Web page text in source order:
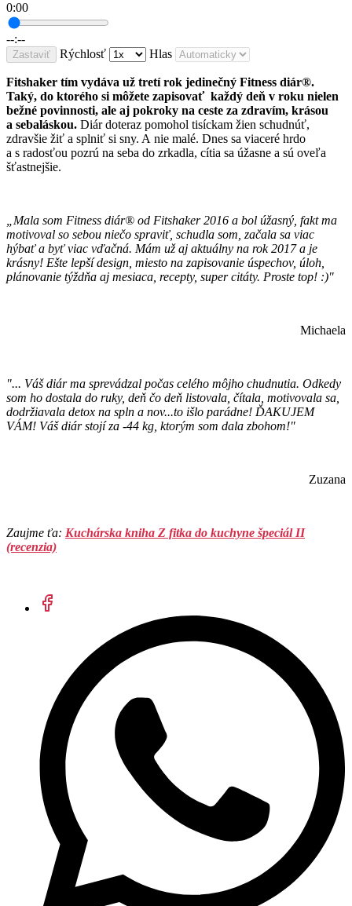
0:00
--:--
Zastaviť Rýchlosť Hlas
Fitshaker tím vydáva už tretí rok jedinečný Fitness diár®.
Taký, do ktorého si môžete zapisovať každý deň v roku nielen
bežné povinnosti, ale aj pokroky na ceste za zdravím, krásou
a sebaláskou. Diár doteraz pomohol tisíckam žien schudnúť,
zdravšie žiť a splniť si sny. A nie malé. Dnes sa viaceré hrdo
a s radosťou pozrú na seba do zrkadla, cítia sa úžasne a sú oveľa
šťastnejšie.
„Mala som Fitness diár® od Fitshaker 2016 a bol úžasný, fakt ma
motivoval so sebou niečo spraviť, schudla som, začala sa viac
hýbať a byť viac vďačná. Mám už aj aktuálny na rok 2017 a je
krásny! Ešte lepší design, miesto na zapisovanie úspechov, úloh,
plánovanie týždňa aj mesiaca, recepty, super citáty. Proste top! :)"
Michaela
"... Váš diár ma sprevádzal počas celého môjho chudnutia. Odkedy
som ho dostala do ruky, deň čo deň listovala, čítala, motivovala sa,
dodržiavala detox na spln a nov...to išlo parádne! ĎAKUJEM
VÁM! Váš diár stojí za -44 kg, ktorým som dala zbohom!"
Zuzana
Zaujme ťa: Kuchárska kniha Z fitka do kuchyne špeciál II
(recenzia)